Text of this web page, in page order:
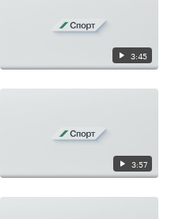
3:45
3:57